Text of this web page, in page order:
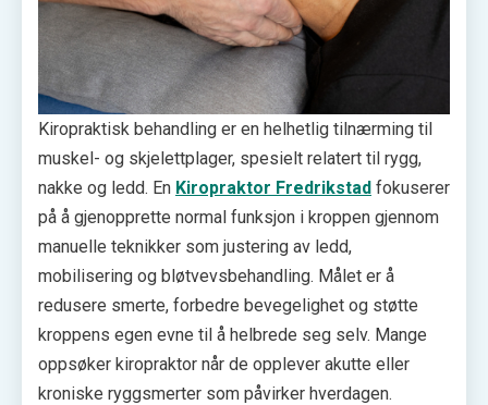
Kiropraktisk behandling er en helhetlig tilnærming til
muskel- og skjelettplager, spesielt relatert til rygg,
nakke og ledd. En Kiropraktor Fredrikstad fokuserer
på å gjenopprette normal funksjon i kroppen gjennom
manuelle teknikker som justering av ledd,
mobilisering og bløtvevsbehandling. Målet er å
redusere smerte, forbedre bevegelighet og støtte
kroppens egen evne til å helbrede seg selv. Mange
oppsøker kiropraktor når de opplever akutte eller
kroniske ryggsmerter som påvirker hverdagen.